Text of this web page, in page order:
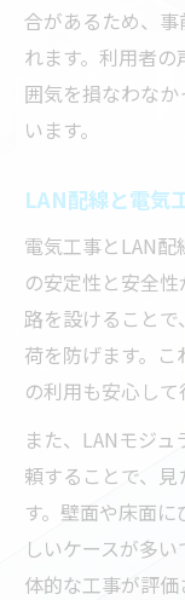
配管設
合があるため、
れます。利用者
囲気を損なわな
います。
LAN配線と電気
電気工事とLAN
の安定性と安全
路を設けること
荷を防げます。
の利用も安心して
また、LANモジ
頼することで、
す。壁面や床面
しいケースが多
体的な工事が評価